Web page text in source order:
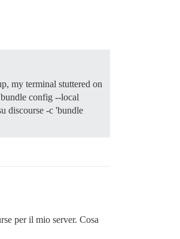
my terminal stuttered on
config --local
discourse -c 'bundle
per il mio server. Cosa